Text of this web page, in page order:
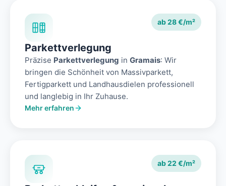
ab 28 €/m²
Parkettverlegung
Präzise Parkettverlegung in Gramais: Wir
bringen die Schönheit von Massivparkett,
Fertigparkett und Landhausdielen professionell
und langlebig in Ihr Zuhause.
Mehr erfahren
ab 22 €/m²